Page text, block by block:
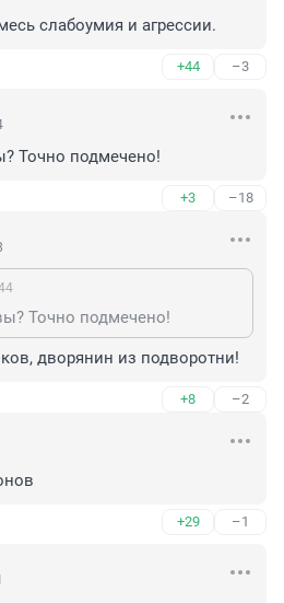
слабоумия и агрессии.
+44 –3
Точно подмечено!
+3 –18
Точно подмечено!
дворянин из подворотни!
+8 –2
+29 –1